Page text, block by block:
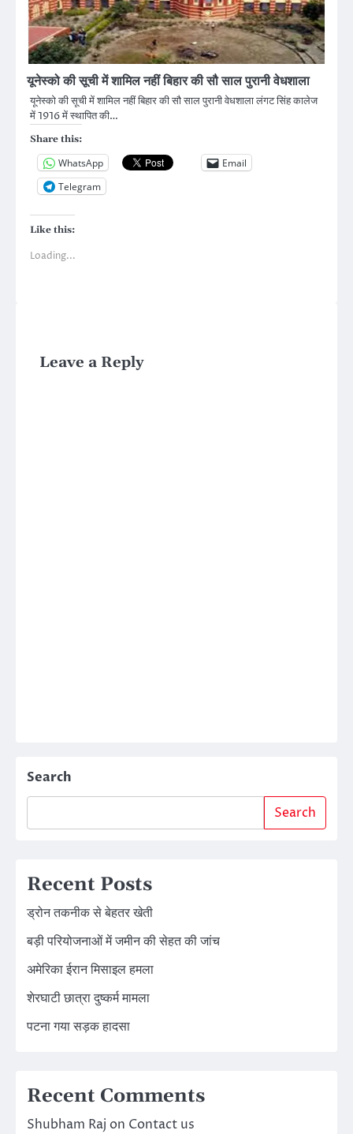
यूनेस्को की सूची में शामिल नहीं बिहार की सौ साल पुरानी वेधशाला
यूनेस्को की सूची में शामिल नहीं बिहार की सौ साल पुरानी वेधशाला लंगट सिंह कालेज
में 1916 में स्थापित की…
Share this:
WhatsApp
Email
Telegram
Like this:
Loading...
Leave a Reply
Search
Search
Recent Posts
ड्रोन तकनीक से बेहतर खेती
बड़ी परियोजनाओं में जमीन की सेहत की जांच
अमेरिका ईरान मिसाइल हमला
शेरघाटी छात्रा दुष्कर्म मामला
पटना गया सड़क हादसा
Recent Comments
Shubham Raj on Contact us